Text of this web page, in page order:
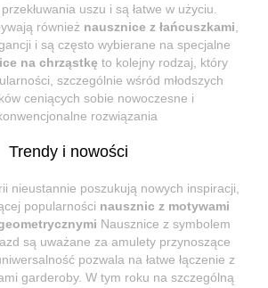
uszu i są łatwe w użyciu.
również nausznice z łańcuszkami
i są często wybierane na specjalne
na chrząstkę to kolejny rodzaj, który
szczególnie wśród młodszych
ceniących sobie nowoczesne i
rozwiązania
Trendy i nowości
nieustannie poszukują nowych inspiracji,
popularności nausznic z motywami
Nausznice z symbolem
są uważane za amulety przynoszące
pozwala na łatwe łączenie z
garderoby. W tym roku na szczególną